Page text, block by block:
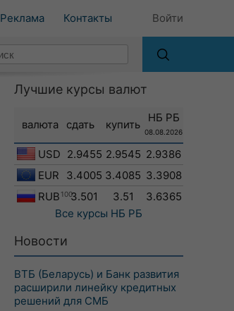
Реклама Контакты Войти
Лучшие курсы валют
валюта сдать купить
НБ РБ
08.08.2026
USD 2.9455 2.9545 2.9386
EUR
3.4005 3.4085 3.3908
RUB 1003.501 3.51
3.6365
Все курсы НБ РБ
Новости
ВТБ (Беларусь) и Банк развития
расширили линейку кредитных
решений для СМБ